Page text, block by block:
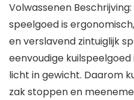
Volwassenen
speelgoed is
en verslavend zintuiglijk
eenvoudige
licht in gewicht. Daarom
zak stoppen en